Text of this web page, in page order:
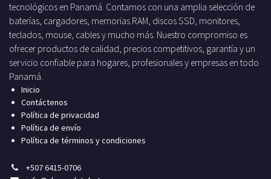
tecnológicos en Panamá. Contamos con una amplia selección de
baterías, cargadores, memorias RAM, discos SSD, monitores,
teclados, mouse, cables y mucho más. Nuestro compromiso es
ofrecer productos de calidad, precios competitivos, garantía y un
servicio confiable para hogares, profesionales y empresas en todo
Panamá.
Inicio
Contáctenos
Política de privacidad
Política de envío
Política de términos y condiciones
+507 6415-0706